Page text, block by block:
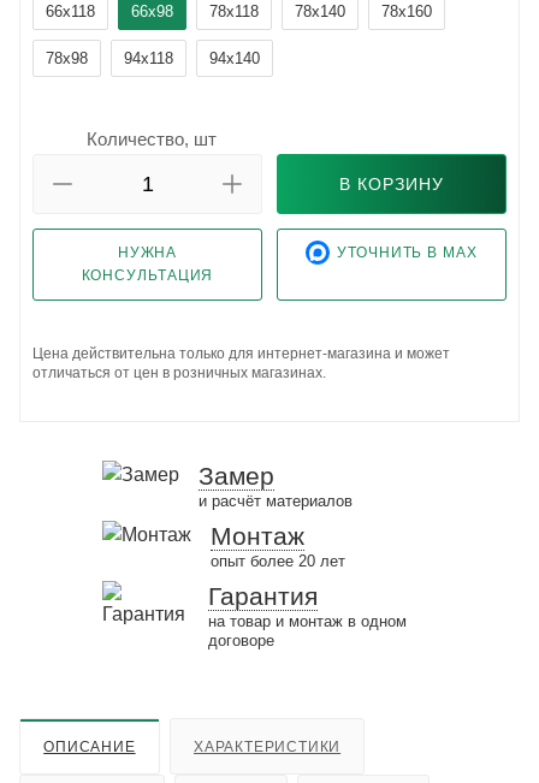
66x118 66x98 78x118 78x140 78x160
78x98 94x118 94x140
Количество, шт
В КОРЗИНУ
НУЖНА
КОНСУЛЬТАЦИЯ
УТОЧНИТЬ В MAX
Цена действительна только для интернет-магазина и может
отличаться от цен в розничных магазинах.
Замер
и расчёт материалов
Монтаж
опыт более 20 лет
Гарантия
на товар и монтаж в одном
договоре
ОПИСАНИЕ ХАРАКТЕРИСТИКИ